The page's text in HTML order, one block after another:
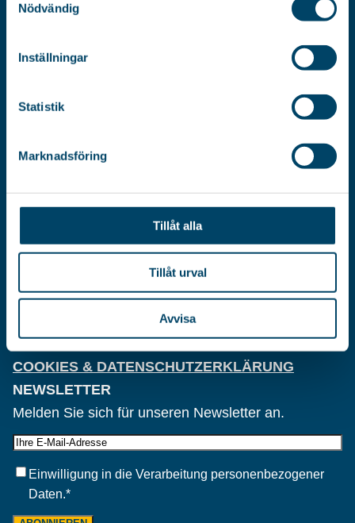
Nödvändig
Inställningar
Statistik
Marknadsföring
Tillåt alla
Tillåt urval
Avvisa
Jönköping
Verktygsvägen 5
Jönköping
+46 (0)36-31 23 00
E-MAIL
mail@rorets.se
556380-5885
KAUFBEDINGUNGEN
COOKIES & DATENSCHUTZERKLÄRUNG
NEWSLETTER
Melden Sie sich für unseren Newsletter an.
E-
Samtycke*
Einwilligung in die Verarbeitung personenbezogener
Daten.*